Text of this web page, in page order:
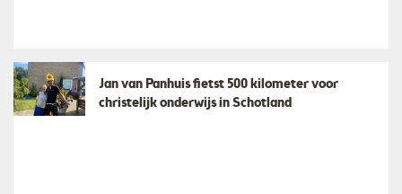
Jan van Panhuis fietst 500 kilometer voor
christelijk onderwijs in Schotland